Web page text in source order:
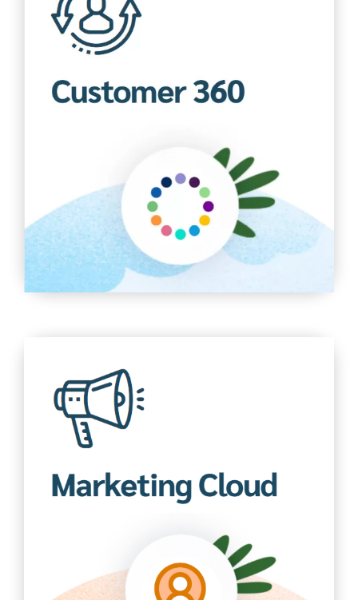
Customer 360
Hợp nhất các bộ phận tiếp thị, bán hàng, thương mại,
dịch vụ và CNTT của doanh nghiệp với dữ liệu được
chia sẻ và khai thác trên một nền tảng CRM tích hợp
Tìm hiểu thêm
Marketing Cloud
Thu hút khách hàng theo những cách thức mới với
thông điệp phù hợp có được từ việc kết nối và phân
tích dữ liệu người tiêu dùng trên các nền tảng khác